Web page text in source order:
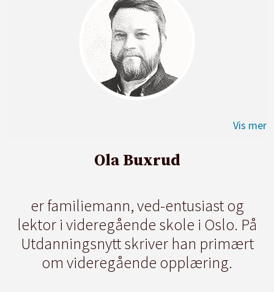
Ola Buxrud
er familiemann, ved-entusiast og
lektor i videregående skole i Oslo. På
Utdanningsnytt skriver han primært
om videregående opplæring.